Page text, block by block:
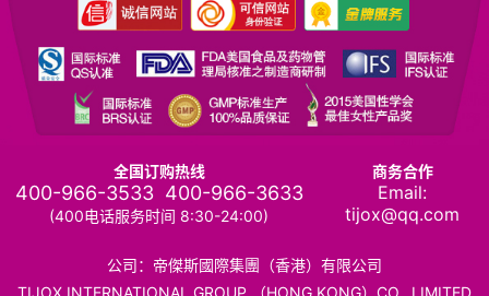
全国订购热线
400-966-3533 400-966-3633
(400电话服务时间 8:30-24:00)
商务合作
Email:
tijox@qq.com
公司：帝傑斯國際集團（香港）有限公司
TIJOX INTERNATIONAL GROUP （HONG KONG）CO., LIMITED